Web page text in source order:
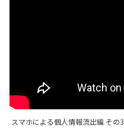
スマホによる個人情報流出編 その3